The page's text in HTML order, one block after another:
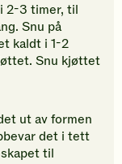
2-3 timer, til
Snu på
kaldt i 1-2
Snu kjøttet
ut av formen
det i tett
til